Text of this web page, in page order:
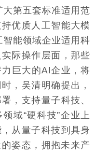
大第五套标准适用范
优质人工智能大模
智能领域企业适用科
际操作层面，那些
巨大的AI企业，将
，吴清明确提出，
，支持量子科技、
域“硬科技”企业上
从量子科技到具身
姿态，拥抱未来产